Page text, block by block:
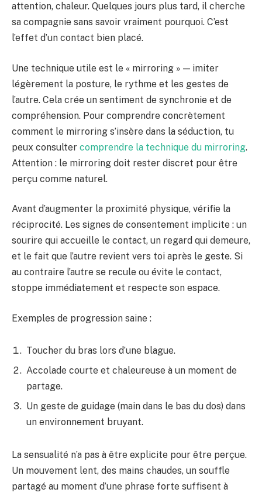
attention, chaleur. Quelques jours plus tard, il cherche
sa compagnie sans savoir vraiment pourquoi. C’est
l’effet d’un contact bien placé.
Une technique utile est le « mirroring » — imiter
légèrement la posture, le rythme et les gestes de
l’autre. Cela crée un sentiment de synchronie et de
compréhension. Pour comprendre concrètement
comment le mirroring s’insère dans la séduction, tu
peux consulter comprendre la technique du mirroring.
Attention : le mirroring doit rester discret pour être
perçu comme naturel.
Avant d’augmenter la proximité physique, vérifie la
réciprocité. Les signes de consentement implicite : un
sourire qui accueille le contact, un regard qui demeure,
et le fait que l’autre revient vers toi après le geste. Si
au contraire l’autre se recule ou évite le contact,
stoppe immédiatement et respecte son espace.
Exemples de progression saine :
Toucher du bras lors d’une blague.
Accolade courte et chaleureuse à un moment de
partage.
Un geste de guidage (main dans le bas du dos) dans
un environnement bruyant.
La sensualité n’a pas à être explicite pour être perçue.
Un mouvement lent, des mains chaudes, un souffle
partagé au moment d’une phrase forte suffisent à